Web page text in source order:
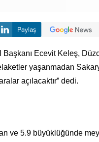
Paylaş
Ecevit Keleş,
yaşanmadan
açılacaktır” dedi.
ve 5.9 büyüklüğünde